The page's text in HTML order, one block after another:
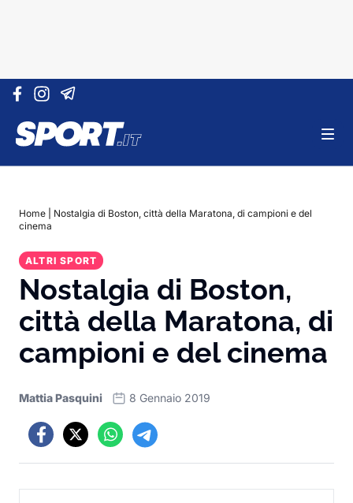
Vai al contenuto
Home
Nostalgia di Boston, città della Maratona, di campioni e del
cinema
ALTRI SPORT
Nostalgia di Boston,
città della Maratona, di
campioni e del cinema
Mattia Pasquini 8 Gennaio 2019